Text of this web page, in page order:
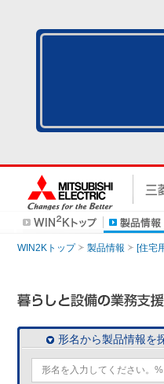
WIN2Kトップ 製品情報 [住宅
形名から製品情報を